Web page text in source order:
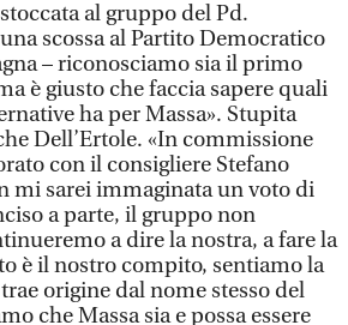
al gruppo del Pd.
scossa al Partito Democratico
– riconosciamo sia il primo
è giusto che faccia sapere quali
ha per Massa». Stupita
Dell’Ertole. «In commissione
con il consigliere Stefano
mi sarei immaginata un voto di
a parte, il gruppo non
a dire la nostra, a fare la
è il nostro compito, sentiamo la
origine dal nome stesso del
che Massa sia e possa essere